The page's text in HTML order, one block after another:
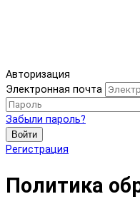
Авторизация
Электронная почта
Забыли пароль?
Войти
Регистрация
Политика